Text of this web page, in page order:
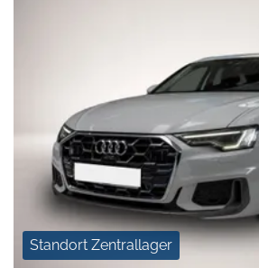
Standort Zentrallager